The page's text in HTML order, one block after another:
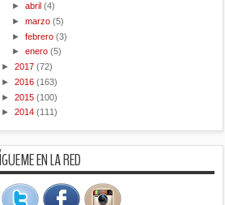
►abril(4)
►marzo(5)
►febrero(3)
►enero(5)
► 2017 (72)
► 2016 (163)
► 2015 (100)
► 2014 (111)
EN LA RED